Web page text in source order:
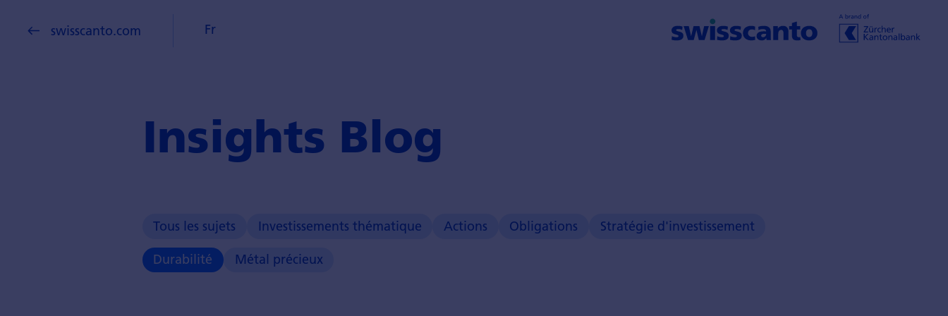
swisscanto.com Fr
Insights Blog
Tous les sujets Investissements thématique Actions Obligations Stratégie d'investissement
Durabilité Métal précieux